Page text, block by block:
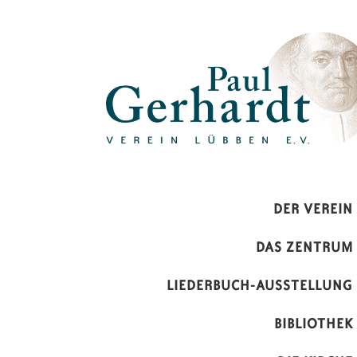
Paul-Gerhardt-Verein Lübben
DER VEREIN
DAS ZENTRUM
LIEDERBUCH-AUSSTELLUNG
BIBLIOTHEK